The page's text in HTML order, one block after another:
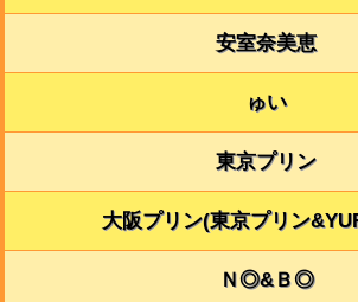
安室奈美恵
ゅい
東京プリン
大阪プリン(東京プリン
Ｎ◎&Ｂ◎